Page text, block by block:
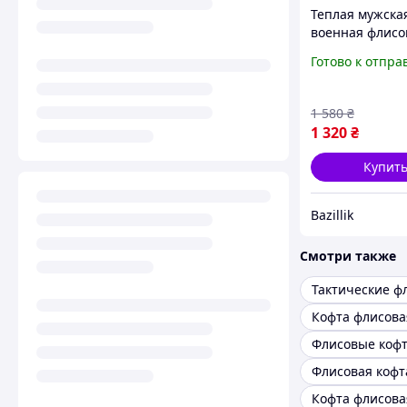
Теплая
военная
велкро
Готово к
1 320₴
1 580 ₴
Купить
Bazillik
Смотри также